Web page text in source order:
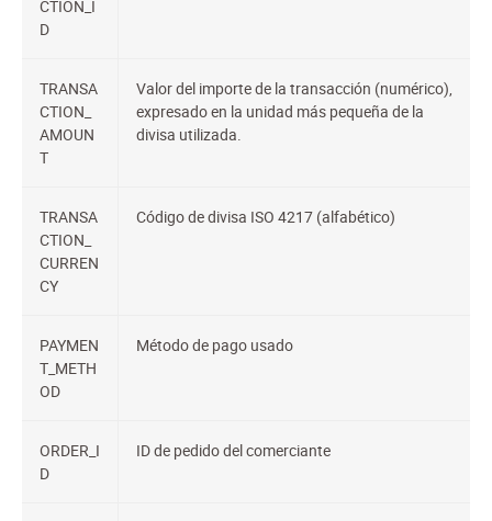
CTION_I
D
TRANSA
CTION_
AMOUN
T
Valor del importe de la transacción (numérico),
expresado en la unidad más pequeña de la
divisa utilizada.
TRANSA
CTION_
CURREN
CY
Código de divisa ISO 4217 (alfabético)
PAYMEN
T_METH
OD
Método de pago usado
ORDER_I
D
ID de pedido del comerciante